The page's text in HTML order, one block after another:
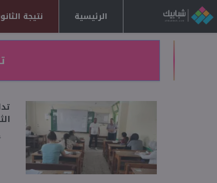
الرئيسية نتيجة
الثاني